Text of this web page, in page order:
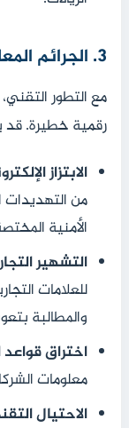
3. الجرائم المعلوماتية والإلكترونية
مع التطور
رقمية خطيرة. قد
الابتزاز
من التهديدات
الأمنية
التشهير
للعلامات
والمطالبة
اختراق قواعد
معلومات
الاحتيال